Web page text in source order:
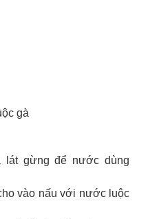
gà
lát gừng để nước dùng
vào nấu với nước luộc